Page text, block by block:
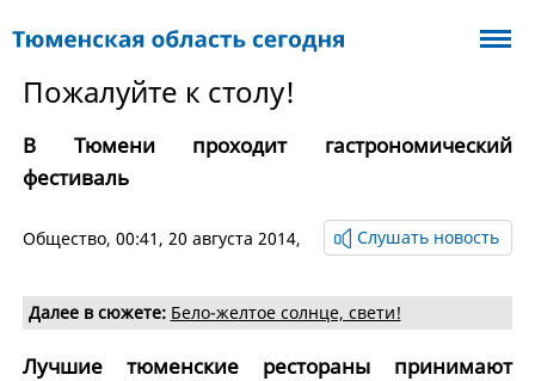
Пожалуйте к столу!
В Тюмени проходит гастрономический
фестиваль
Общество, 00:41, 20 августа 2014, Слушать новость
Далее в сюжете: Бело-желтое солнце, свети!
Лучшие тюменские рестораны принимают